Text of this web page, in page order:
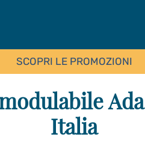
SCOPRI LE PROMOZIONI
Italia